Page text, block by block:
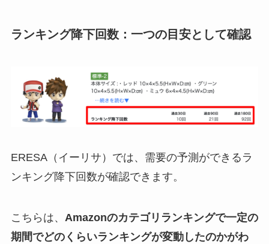
ランキング降下回数：一つの目安として確認
ERESA（イーリサ）では、需要の予測ができるラ
ンキング降下回数が確認できます。
こちらは、 Amazonのカテゴリランキングで一定の
期間でどのくらいランキングが変動したのかがわ